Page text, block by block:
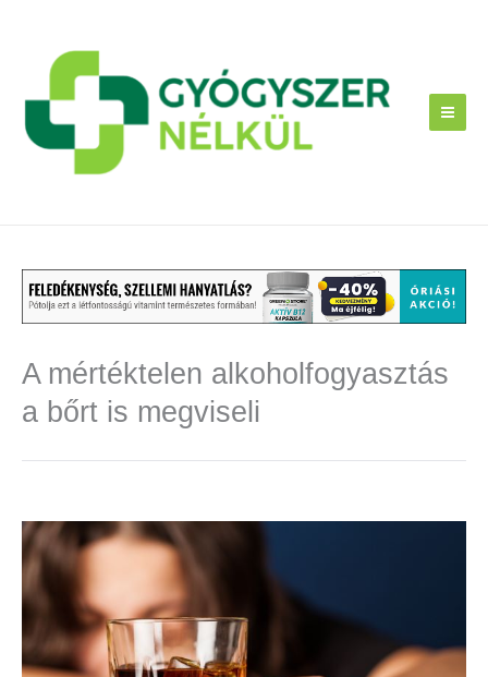
A mértéktelen alkoholfogyasztás
a bőrt is megviseli